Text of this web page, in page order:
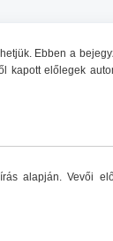
Ebben a
kapott előlegek
alapján. Vevői